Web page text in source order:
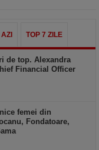
TOP 7 ZILE
de top. Alexandra
Financial Officer
femei din
Fondatoare,